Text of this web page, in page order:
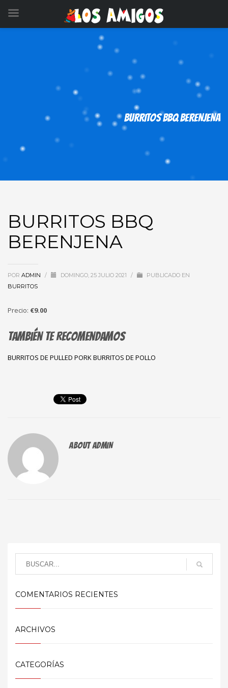
BURRITOS BBQ BERENJENA
BURRITOS BBQ
BERENJENA
POR ADMIN / DOMINGO, 25 JULIO 2021 /
PUBLICADO EN
BURRITOS
Precio: €9.00
También te recomendamos
BURRITOS DE PULLED PORKBURRITOS DE POLLO
ABOUTADMIN
COMENTARIOS RECIENTES
ARCHIVOS
CATEGORÍAS